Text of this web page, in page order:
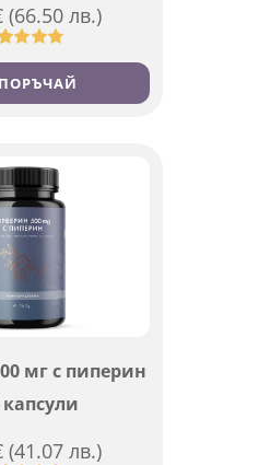
(66.50 лв.)
от 5,
ПОРЪЧАЙ
мг с пиперин
капсули
(41.07 лв.)